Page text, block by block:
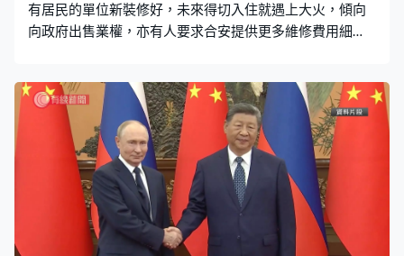
有居民的單位新裝修好，未來得切入住就遇上大火，傾向
向政府出售業權，亦有人要求合安提供更多維修費用細
出售業權。宏志閣居民袁小姐：「本身我家新裝修，我想
大維修後女兒也長大，很輕鬆，誰知道一場大火讓我們回
到30年前，在過渡性房屋煮東西也煮不到，只有一個電磁
爐蹲在地上煮食。其實我想賣的，現在只有一座，都要為
下一代着想，沒理由住幾年之後又不知怎辦。」宏志閣居
民袁太太：「當然可惜，我昨日完成裝修，今日就大火，
我一日都未入住過，有些矛盾，因為單位完好，但都住不
到了，因為很多回憶令到我不開心，四周熟悉的街坊有些